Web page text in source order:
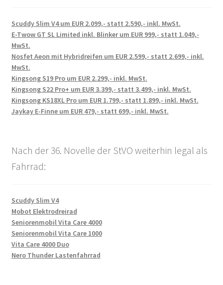
Scuddy Slim V4 um EUR 2.099,- statt 2.590,- inkl. MwSt.
E-Twow GT SL Limited inkl. Blinker um EUR 999,- statt 1.049,-
MwSt.
Nosfet Aeon mit Hybridreifen um EUR 2.599,- statt 2.699,- inkl.
MwSt.
Kingsong S19 Pro um EUR 2.299,- inkl. MwSt.
Kingsong S22 Pro+ um EUR 3.399,- statt 3.499,- inkl. MwSt.
Kingsong KS18XL Pro um EUR 1.799,- statt 1.899,- inkl. MwSt.
Jaykay E-Finne um EUR 479,- statt 699,- inkl. MwSt.
Nach der 36. Novelle der StVO weiterhin legal als
Fahrrad:
Scuddy Slim V4
Mobot Elektrodreirad
Seniorenmobil Vita Care 4000
Seniorenmobil Vita Care 1000
Vita Care 4000 Duo
Nero Thunder Lastenfahrrad